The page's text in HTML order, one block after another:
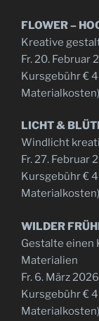
FLOWER –
Kreative
Fr. 20. Februar
Kursgebühr €
Materialkosten)
LICHT &
Windlicht
Fr. 27. Februar
Kursgebühr €
Materialkosten)
WILDER
Gestalte einen
Materialien
Fr. 6. März
Kursgebühr €
Materialkosten)